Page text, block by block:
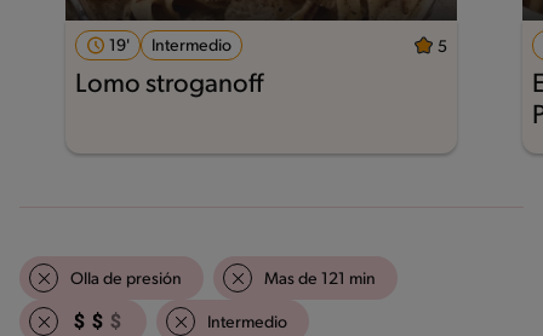
19' Intermedio 5
Lomo stroganoff
Olla de presión Mas de 121 min
Intermedio